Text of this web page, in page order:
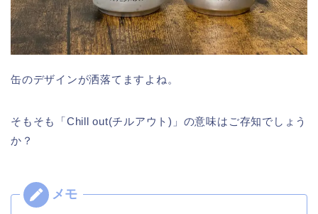
缶のデザインが洒落てますよね。
そもそも「Chill out(チルアウト)」の意味はご存知でしょう
か？